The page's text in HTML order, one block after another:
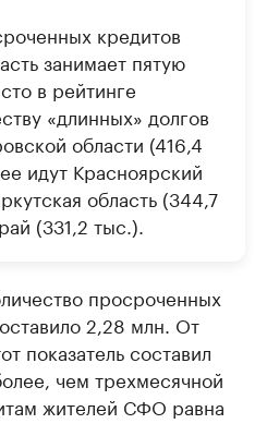
кредитов
занимает пятую
в рейтинге
«длинных» долгов
области (416,4
идут Красноярский
область (344,7
(331,2 тыс.).
просроченных
2,28 млн. От
показатель составил
чем трехмесячной
жителей СФО равна